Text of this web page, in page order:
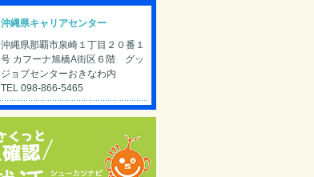
沖縄県キャリアセンター
沖縄県那覇市泉崎１丁目２０番１
号 カフーナ旭橋A街区６階 グッ
ジョブセンターおきなわ内
TEL 098-866-5465